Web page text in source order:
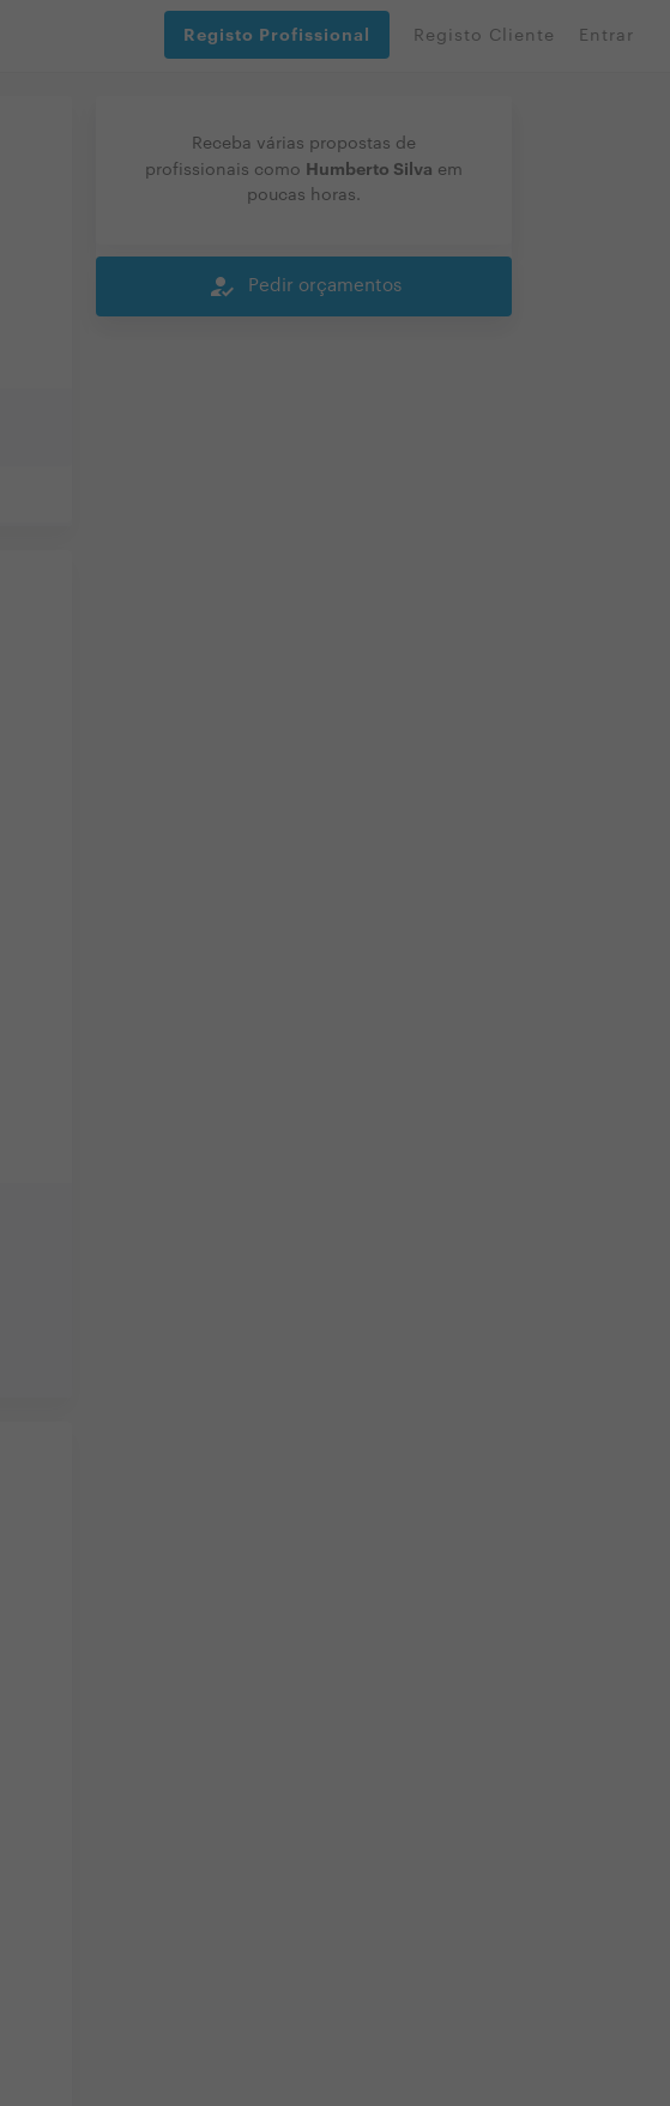
Registo Profissional Registo Cliente Entrar
Receba várias propostas de
profissionais como Humberto Silva em
poucas horas.
how_to_reg Pedir orçamentos